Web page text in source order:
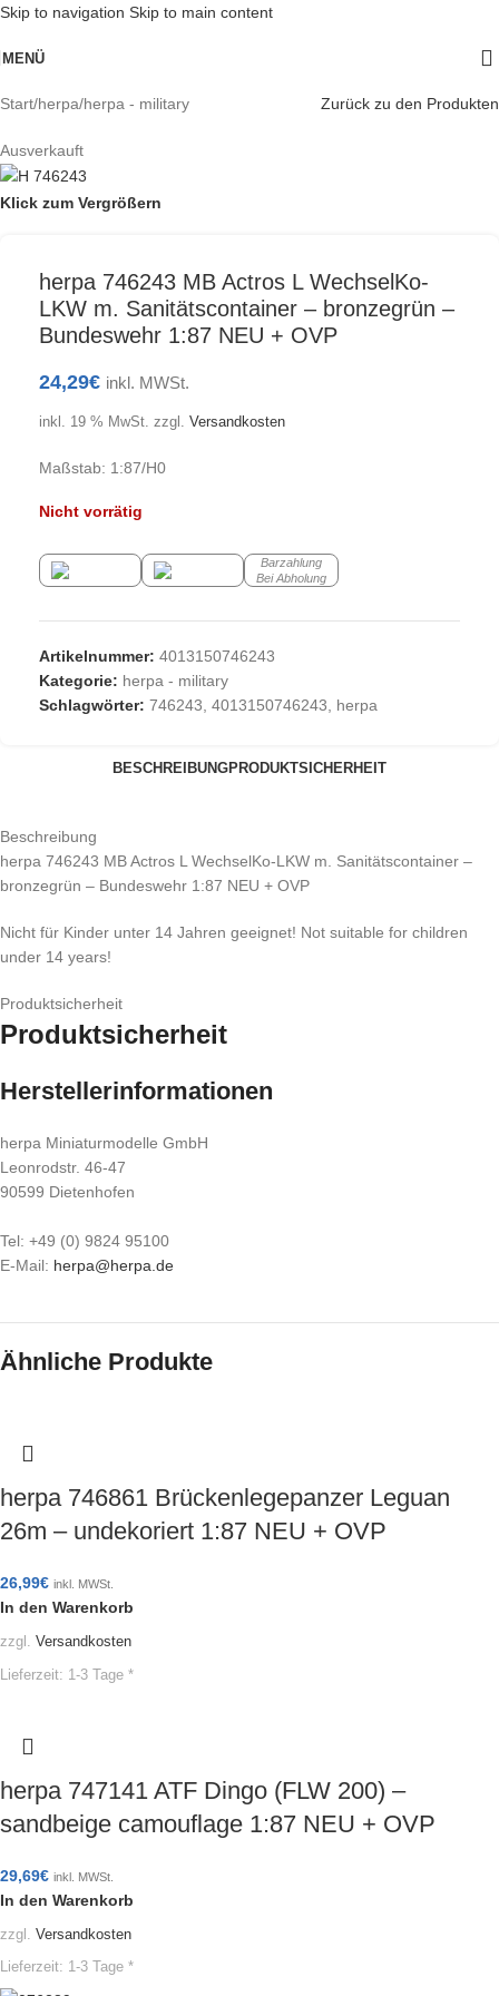
Skip to navigation Skip to main content
MENÜ
Start/herpa/herpa - military Zurück zu den Produkten
Ausverkauft
Klick zum Vergrößern
herpa 746243 MB Actros L WechselKo-
LKW m. Sanitätscontainer – bronzegrün –
Bundeswehr 1:87 NEU + OVP
24,29€ inkl. MWSt.
inkl. 19 % MwSt. zzgl. Versandkosten
Maßstab: 1:87/H0
Nicht vorrätig
Barzahlung
Bei Abholung
Artikelnummer: 4013150746243
Kategorie: herpa - military
Schlagwörter: 746243, 4013150746243, herpa
BESCHREIBUNGPRODUKTSICHERHEIT
Beschreibung
herpa 746243 MB Actros L WechselKo-LKW m. Sanitätscontainer –
bronzegrün – Bundeswehr 1:87 NEU + OVP
Nicht für Kinder unter 14 Jahren geeignet! Not suitable for children
under 14 years!
Produktsicherheit
Produktsicherheit
Herstellerinformationen
herpa Miniaturmodelle GmbH
Leonrodstr. 46-47
90599 Dietenhofen
Tel: +49 (0) 9824 95100
E-Mail: herpa@herpa.de
Ähnliche Produkte
herpa 746861 Brückenlegepanzer Leguan
26m – undekoriert 1:87 NEU + OVP
26,99€ inkl. MWSt.
In den Warenkorb
zzgl. Versandkosten
Lieferzeit: 1-3 Tage *
herpa 747141 ATF Dingo (FLW 200) –
sandbeige camouflage 1:87 NEU + OVP
29,69€ inkl. MWSt.
In den Warenkorb
zzgl. Versandkosten
Lieferzeit: 1-3 Tage *